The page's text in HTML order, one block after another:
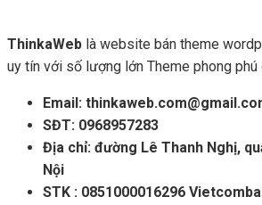
ThinkaWeb là website bán theme
uy tín với số lượng lớn Theme phong phú
Email:
SĐT: 0968957283
Địa chỉ: đường Lê Thanh Nghị,
Nội
STK : 0851000016296